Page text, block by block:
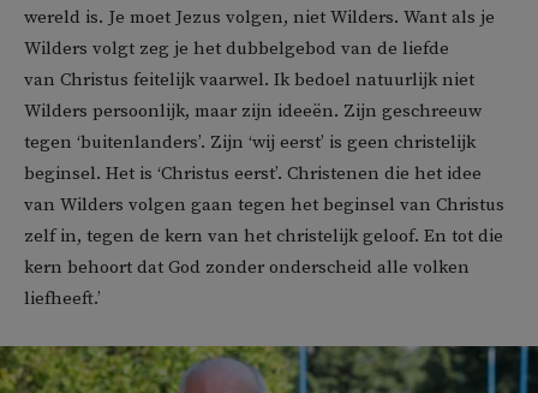
wereld is. Je moet Jezus volgen, niet Wilders. Want als je
Wilders volgt zeg je het dubbelgebod van de liefde
van Christus feitelijk vaarwel. Ik bedoel natuurlijk niet
Wilders persoonlijk, maar zijn ideeën. Zijn geschreeuw
tegen ‘buitenlanders’. Zijn ‘wij eerst’ is geen christelijk
beginsel. Het is ‘Christus eerst’. Christenen die het idee
van Wilders volgen gaan tegen het beginsel van Christus
zelf in, tegen de kern van het christelijk geloof. En tot die
kern behoort dat God zonder onderscheid alle volken
liefheeft.’